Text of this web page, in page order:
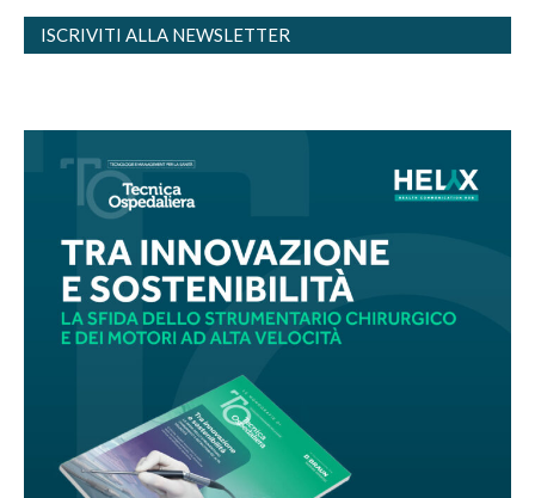
ISCRIVITI ALLA NEWSLETTER